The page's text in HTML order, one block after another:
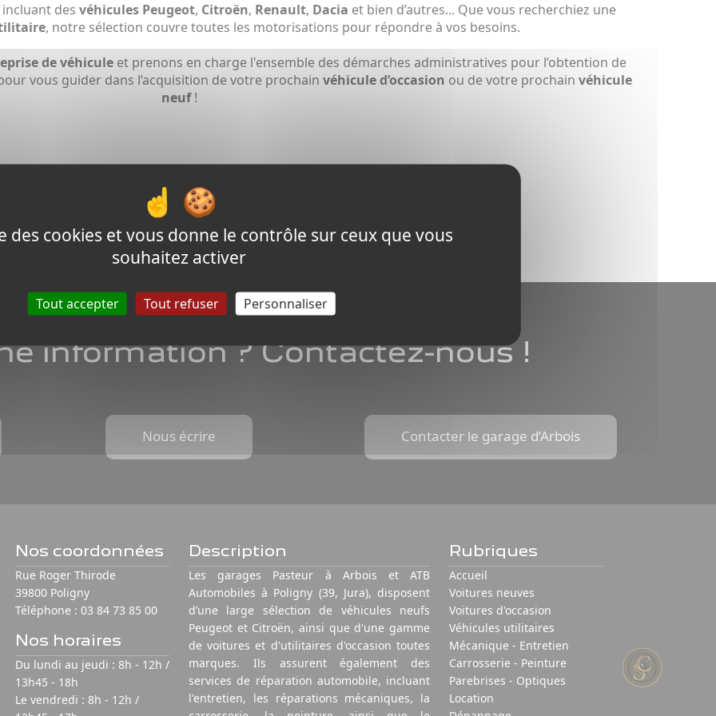
des véhicules Peugeot, Citroën, Renault, Dacia et bien d’autres... Que vous recherchiez une
, notre sélection couvre toutes les motorisations pour répondre à vos besoins.
de véhiculeet prenons en charge l'ensemble des démarches administratives pour l’obtention de
vous guider dans l’acquisition de votre prochain véhicule d’occasion ou de votre prochain véhicule
neuf!
En savoir plus sur nos véhicules neufs
information ? Contactez-nous !
Nous écrire Contacter le garage d’Arbois
Nos coordonnées
Rue Roger Thirode
39800 Poligny
Téléphone : 03 84 73 85 00
Nos horaires
Du lundi au jeudi : 8h - 12h /
13h45 - 18h
Le vendredi : 8h - 12h /
Description
Les garages Pasteur à Arbois et ATB
Automobiles à Poligny (39, Jura), disposent
d’une large sélection de véhicules neufs
Peugeot et Citroën, ainsi que d'une gamme
de voitures et d'utilitaires d'occasion toutes
marques. Ils assurent également des
services de réparation automobile, incluant
l'entretien, les réparations mécaniques, la
Rubriques
Accueil
Voitures neuves
Voitures d'occasion
Véhicules utilitaires
Mécanique - Entretien
Carrosserie - Peinture
Parebrises - Optiques
Location
des cookies et vous donne le contrôle sur ceux que vous
souhaitez activer
Tout accepter Tout refuser Personnaliser